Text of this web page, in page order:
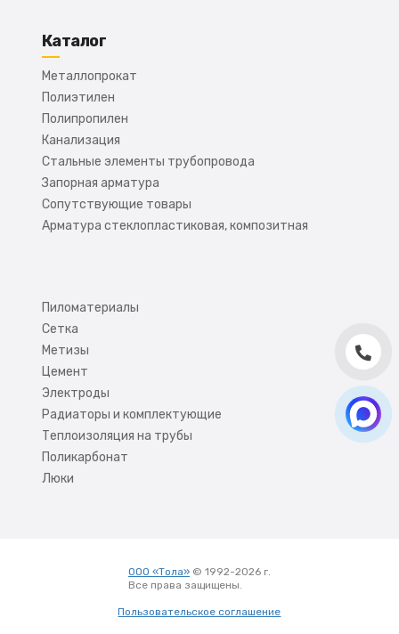
Каталог
Металлопрокат
Полиэтилен
Полипропилен
Канализация
Стальные элементы трубопровода
Запорная арматура
Сопутствующие товары
Арматура стеклопластиковая, композитная
Пиломатериалы
Сетка
Метизы
Цемент
Электроды
Радиаторы и комплектующие
Теплоизоляция на трубы
Поликарбонат
Люки
ООО «Тола»© 1992-2026 г.
Все права защищены.
Пользовательское соглашение